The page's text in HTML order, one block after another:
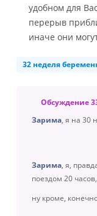
удобном для
перерыв
иначе они
32 неделя
Обсуждение
Зарима, я на 30
Зарима, я,
поездом 20
ну кроме,